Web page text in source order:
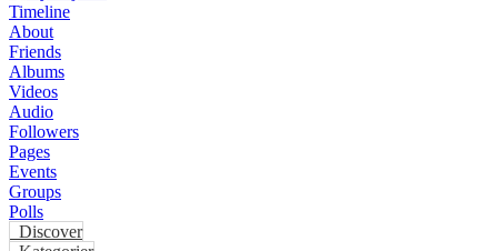
Timeline
About
Friends
Albums
Videos
Audio
Followers
Pages
Events
Groups
Polls
Discover